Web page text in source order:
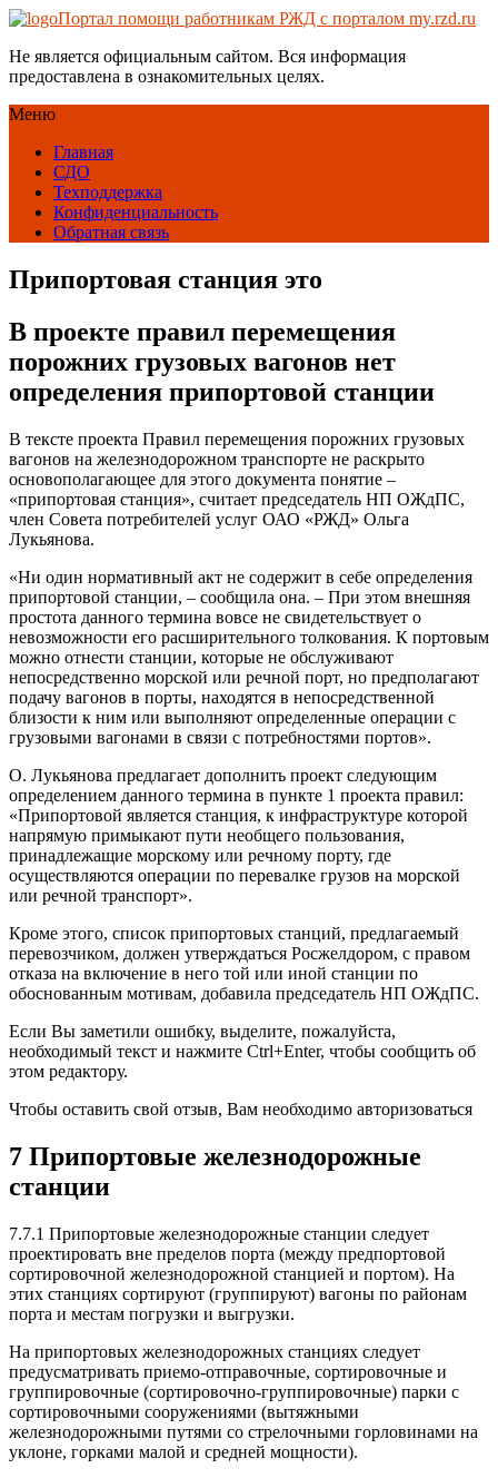
Портал помощи работникам РЖД с порталом my.rzd.ru
Не является официальным сайтом. Вся информация
предоставлена в ознакомительных целях.
Меню
Главная
СДО
Техподдержка
Конфиденциальность
Обратная связь
Припортовая станция это
В проекте правил перемещения
порожних грузовых вагонов нет
определения припортовой станции
В тексте проекта Правил перемещения порожних грузовых
вагонов на железнодорожном транспорте не раскрыто
основополагающее для этого документа понятие –
«припортовая станция», считает председатель НП ОЖдПС,
член Совета потребителей услуг ОАО «РЖД» Ольга
Лукьянова.
«Ни один нормативный акт не содержит в себе определения
припортовой станции, – сообщила она. – При этом внешняя
простота данного термина вовсе не свидетельствует о
невозможности его расширительного толкования. К портовым
можно отнести станции, которые не обслуживают
непосредственно морской или речной порт, но предполагают
подачу вагонов в порты, находятся в непосредственной
близости к ним или выполняют определенные операции с
грузовыми вагонами в связи с потребностями портов».
О. Лукьянова предлагает дополнить проект следующим
определением данного термина в пункте 1 проекта правил:
«Припортовой является станция, к инфраструктуре которой
напрямую примыкают пути необщего пользования,
принадлежащие морскому или речному порту, где
осуществляются операции по перевалке грузов на морской
или речной транспорт».
Кроме этого, список припортовых станций, предлагаемый
перевозчиком, должен утверждаться Росжелдором, с правом
отказа на включение в него той или иной станции по
обоснованным мотивам, добавила председатель НП ОЖдПС.
Если Вы заметили ошибку, выделите, пожалуйста,
необходимый текст и нажмите Ctrl+Enter, чтобы сообщить об
этом редактору.
Чтобы оставить свой отзыв, Вам необходимо авторизоваться
7 Припортовые железнодорожные
станции
7.7.1 Припортовые железнодорожные станции следует
проектировать вне пределов порта (между предпортовой
сортировочной железнодорожной станцией и портом). На
этих станциях сортируют (группируют) вагоны по районам
порта и местам погрузки и выгрузки.
На припортовых железнодорожных станциях следует
предусматривать приемо-отправочные, сортировочные и
группировочные (сортировочно-группировочные) парки с
сортировочными сооружениями (вытяжными
железнодорожными путями со стрелочными горловинами на
уклоне, горками малой и средней мощности).